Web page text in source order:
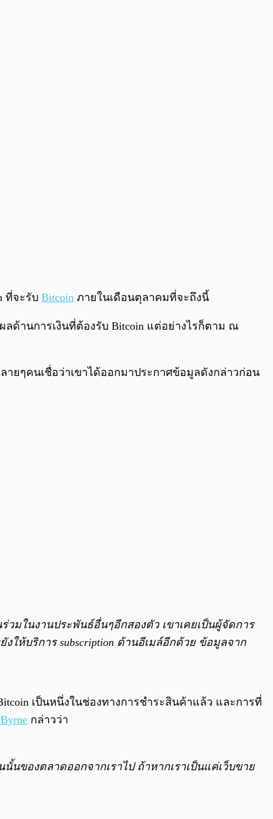
0:00 /
ที่จะรับ Bitcoin ภายในเดือนตุลาคมที่จะถึงนี้
ด้านการเงินที่ต้องรับ Bitcoin แต่อย่างไรก็ตาม ณ
ายๆคนเชื่อว่าเขาได้ออกมาประกาศข้อมูลดังกล่าวก่อน
วมในงานประพันธ์อื่นๆอีกสองตัว เขาเคยเป็นผู้จัดการ
งให้บริการ subscription ด้านอีเมล์อีกด้วย ข้อมูลจาก
เป็นหนึ่งในช่องทางการชำระสินค้าแล้ว และการที่
กล่าวว่า
นของตลาดออกจากเราไป ถ้าหากเราเป็นแค่เว็บขาย